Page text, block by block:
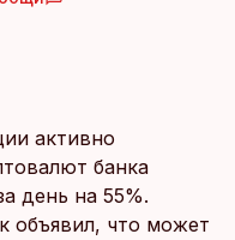
активно
банка
день на 55%.
объявил, что может